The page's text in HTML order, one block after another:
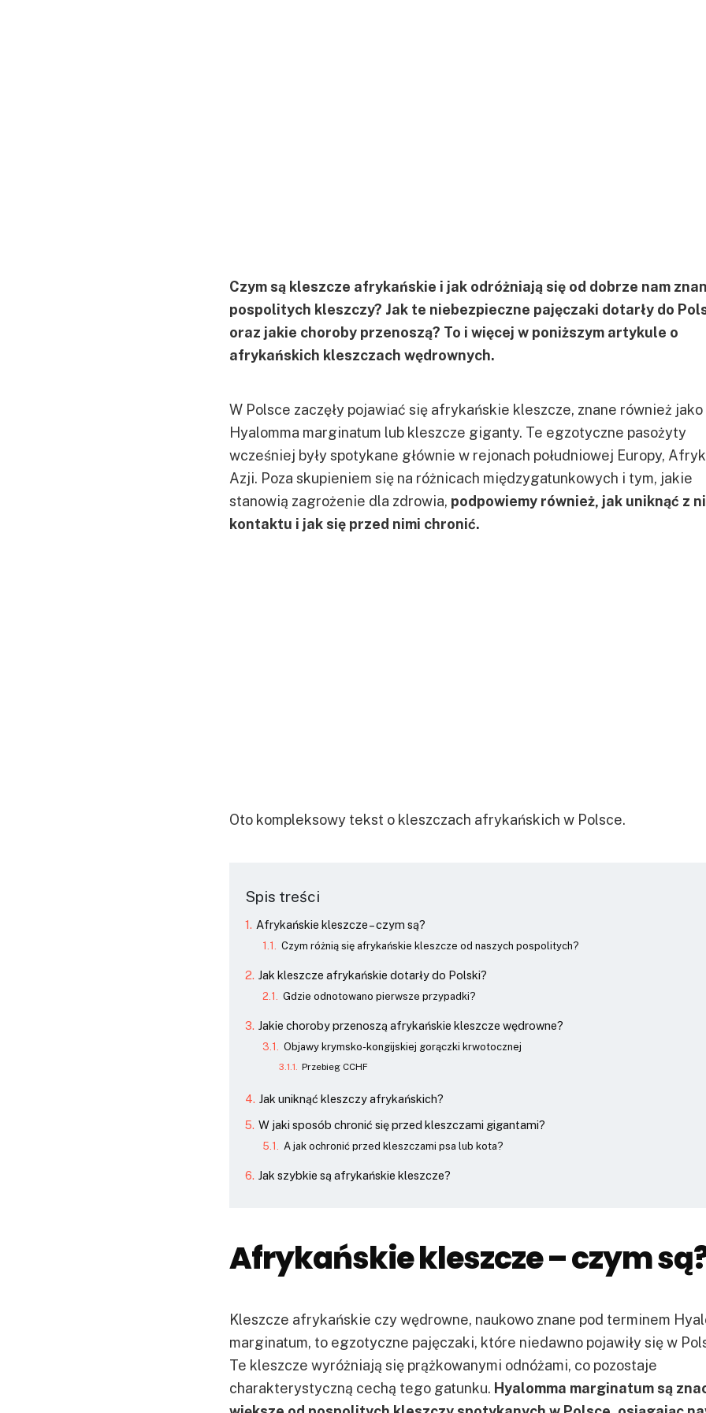
Czym są kleszcze afrykańskie i jak odróżniają się od dobrze nam
pospolitych kleszczy? Jak te niebezpieczne pajęczaki dotarły do
oraz jakie choroby przenoszą? To i więcej w poniższym artykule o
afrykańskich kleszczach wędrownych.
W Polsce zaczęły pojawiać się afrykańskie kleszcze, znane również jako
Hyalomma marginatum lub kleszcze giganty. Te egzotyczne pasożyty
wcześniej były spotykane głównie w rejonach południowej Europy,
Azji. Poza skupieniem się na różnicach międzygatunkowych i tym, jakie
stanowią zagrożenie dla zdrowia, podpowiemy również, jak uniknąć z
kontaktu i jak się przed nimi chronić.
Oto kompleksowy tekst o kleszczach afrykańskich w Polsce.
Spis treści
Afrykańskie kleszcze – czym są?
Czym różnią się afrykańskie kleszcze od naszych pospolitych?
Jak kleszcze afrykańskie dotarły do Polski?
Gdzie odnotowano pierwsze przypadki?
Jakie choroby przenoszą afrykańskie kleszcze wędrowne?
Objawy krymsko-kongijskiej gorączki krwotocznej
Przebieg CCHF
Jak uniknąć kleszczy afrykańskich?
W jaki sposób chronić się przed kleszczami gigantami?
A jak ochronić przed kleszczami psa lub kota?
Jak szybkie są afrykańskie kleszcze?
Afrykańskie kleszcze – czym
Kleszcze afrykańskie czy wędrowne, naukowo znane pod terminem
marginatum, to egzotyczne pajęczaki, które niedawno pojawiły się w
Te kleszcze wyróżniają się prążkowanymi odnóżami, co pozostaje
charakterystyczną cechą tego gatunku. Hyalomma marginatum są